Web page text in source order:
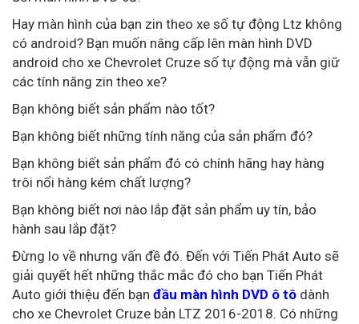
Hay màn hình của bạn zin theo xe số tự động Ltz không
có android? Bạn muốn nâng cấp lên màn hình DVD
android cho xe Chevrolet Cruze số tự động mà vẫn giữ
các tính năng zin theo xe?
Bạn không biết sản phẩm nào tốt?
Bạn không biết những tính năng của sản phẩm đó?
Bạn không biết sản phẩm đó có chính hãng hay hàng
trôi nổi hàng kém chất lượng?
Bạn không biết nơi nào lắp đặt sản phẩm uy tín, bảo
hành sau lắp đặt?
Đừng lo về nhưng vấn đề đó. Đến với Tiến Phát Auto sẽ
giải quyết hết những thắc mắc đó cho bạn Tiến Phát
Auto giới thiệu đến bạn đầu màn hình DVD ô tô dành
cho xe Chevrolet Cruze bản LTZ 2016-2018. Có những